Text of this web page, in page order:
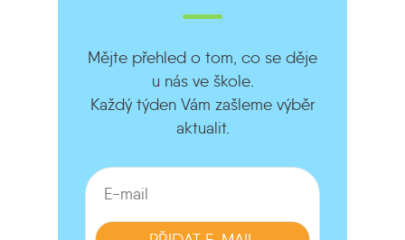
Mějte přehled o tom, co se děje
u nás ve škole.
Každý týden Vám zašleme výběr
aktualit.